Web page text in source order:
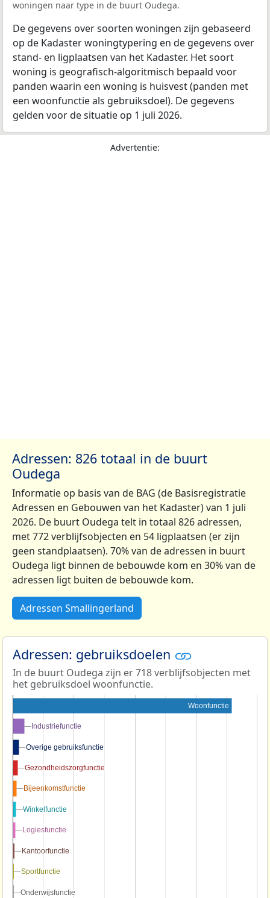
woningen naar type in de buurt Oudega.
De gegevens over soorten woningen zijn gebaseerd
op de Kadaster woningtypering en de gegevens over
stand- en ligplaatsen van het Kadaster. Het soort
woning is geografisch-algoritmisch bepaald voor
panden waarin een woning is huisvest (panden met
een woonfunctie als gebruiksdoel). De gegevens
gelden voor de situatie op 1 juli 2026.
Advertentie:
Adressen: 826 totaal in de buurt
Oudega
Informatie op basis van de BAG (de Basisregistratie
Adressen en Gebouwen van het Kadaster) van 1 juli
2026. De buurt Oudega telt in totaal 826 adressen,
met 772 verblijfsobjecten en 54 ligplaatsen (er zijn
geen standplaatsen). 70% van de adressen in buurt
Oudega ligt binnen de bebouwde kom en 30% van de
adressen ligt buiten de bebouwde kom.
Adressen Smallingerland
Adressen: gebruiksdoelen
In de buurt Oudega zijn er 718 verblijfsobjecten met
het gebruiksdoel woonfunctie.
Woonfunctie
Industriefunctie
Industriefunctie
Overige gebruiksfunctie
Overige gebruiksfunctie
Gezondheidszorgfunctie
Gezondheidszorgfunctie
Bijeenkomstfunctie
Bijeenkomstfunctie
Winkelfunctie
Winkelfunctie
Logiesfunctie
Logiesfunctie
Kantoorfunctie
Kantoorfunctie
Sportfunctie
Sportfunctie
Onderwijsfunctie
Onderwijsfunctie